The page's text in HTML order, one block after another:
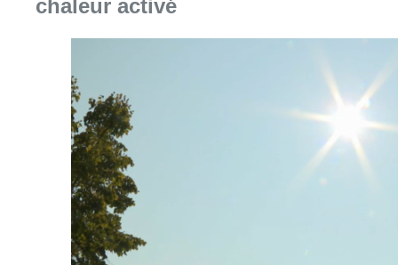
chaleur activé